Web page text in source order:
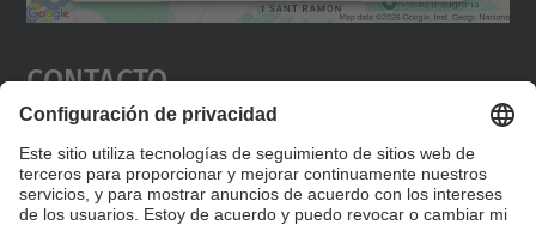
Aceptar
powered by
Contacto
Editad en la página "Contacto personalizado", que
encontraréis en la raíz de español, vuestros datos
personalizados de contacto.